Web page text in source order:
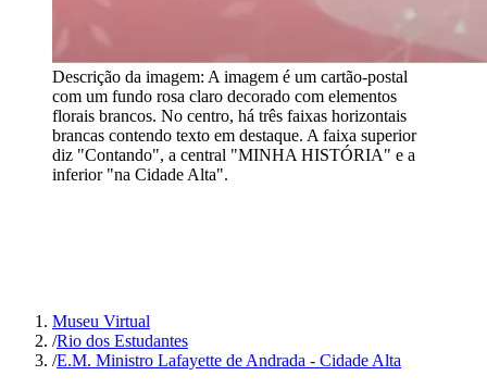
Descrição da imagem: A imagem é um cartão-postal
com um fundo rosa claro decorado com elementos
florais brancos. No centro, há três faixas horizontais
brancas contendo texto em destaque. A faixa superior
diz "Contando", a central "MINHA HISTÓRIA" e a
inferior "na Cidade Alta".
Museu Virtual
/Rio dos Estudantes
/E.M. Ministro Lafayette de Andrada - Cidade Alta